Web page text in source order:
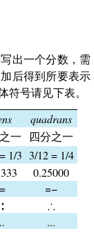
出一个分数，需
后得到所要表示
符号请见下表。
一
1/3
quadrans
四分之一
3/12 = 1/4
0.25000
𐆐𐆑
∴
...